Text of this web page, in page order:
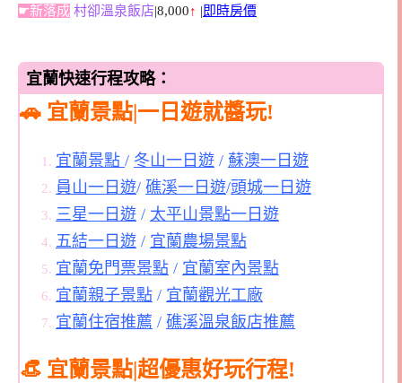
☛新落成 村卻溫泉飯店|8,000↑ |即時房價
宜蘭快速行程攻略：
🚗 宜蘭景點|一日遊就醬玩!
宜蘭景點 / 冬山一日遊 / 蘇澳一日遊
員山一日遊/ 礁溪一日遊/頭城一日遊
三星一日遊 / 太平山景點一日遊
五結一日遊 / 宜蘭農場景點
宜蘭免門票景點 / 宜蘭室內景點
宜蘭親子景點 / 宜蘭觀光工廠
宜蘭住宿推薦 / 礁溪溫泉飯店推薦
👒 宜蘭景點|超優惠好玩行程!